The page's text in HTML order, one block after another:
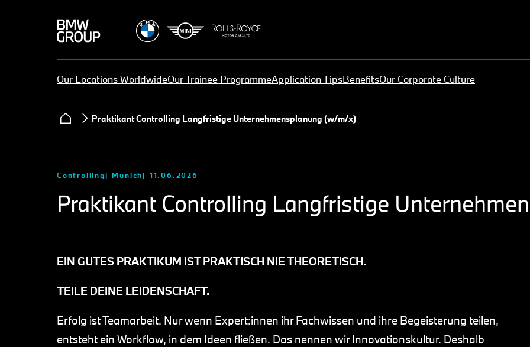
Our Locations WorldwideOur Trainee ProgrammeApplication TipsBenefitsOur Corporate Culture
Praktikant Controlling Langfristige Unternehmensplanung (w/m/x)
Controlling Munich 11.06.2026
Praktikant Controlling Langfristige
EIN GUTES PRAKTIKUM IST PRAKTISCH NIE THEORETISCH.
TEILE DEINE LEIDENSCHAFT.
Erfolg ist Teamarbeit. Nur wenn Expert:innen ihr Fachwissen und ihre Begeisterung teilen,
entsteht ein Workflow, in dem Ideen fließen. Das nennen wir Innovationskultur. Deshalb